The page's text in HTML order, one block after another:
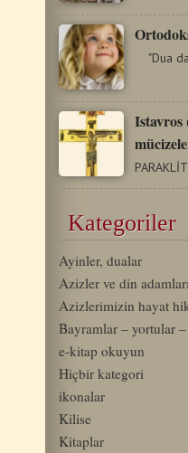
Istavros
Kategoriler
Ayinler, dualar
Azizler ve din
Azizlerimizin hayat
Bayramlar – yortular
e-kitap okuyun
Hiçbir kategori
ikonalar
Kilise
Kitaplar